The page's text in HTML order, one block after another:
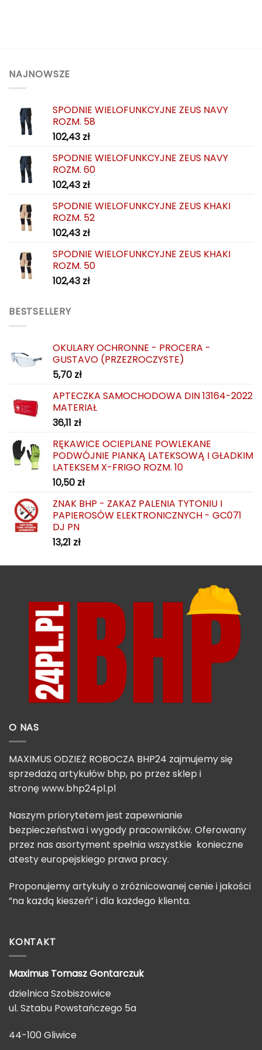
można
wybrać
stronie
produktu
stronie
NAJNOWSZE
SPODNIE WIELOFUNKCYJNE ZEUS NAVY
ROZM. 58
102,43 zł
SPODNIE WIELOFUNKCYJNE ZEUS NAVY
ROZM. 60
102,43 zł
SPODNIE WIELOFUNKCYJNE ZEUS KHAKI
ROZM. 52
102,43 zł
SPODNIE WIELOFUNKCYJNE ZEUS KHAKI
ROZM. 50
102,43 zł
BESTSELLERY
OKULARY OCHRONNE - PROCERA -
GUSTAVO (PRZEZROCZYSTE)
5,70 zł
APTECZKA SAMOCHODOWA DIN 13164-2022
MATERIAŁ
36,11 zł
RĘKAWICE OCIEPLANE POWLEKANE
PODWÓJNIE PIANKĄ LATEKSOWĄ I GŁADKIM
LATEKSEM X-FRIGO ROZM. 10
10,50 zł
ZNAK BHP - ZAKAZ PALENIA TYTONIU I
PAPIEROSÓW ELEKTRONICZNYCH - GC071
DJ PN
13,21 zł
O NAS
MAXIMUS ODZIEŻ ROBOCZA BHP24 zajmujemy się
sprzedażą artykułów bhp, po przez sklep i
stronę www.bhp24pl.pl
Naszym priorytetem jest zapewnianie
bezpieczeństwa i wygody pracowników. Oferowany
przez nas asortyment spełnia wszystkie konieczne
atesty europejskiego prawa pracy.
Proponujemy artykuły o zróżnicowanej cenie i jakości
”na każdą kieszeń” i dla każdego klienta.
KONTAKT
Maximus TomaszGontarczuk
dzielnica Szobiszowice
ul. Sztabu Powstańczego 5a
44-100 Gliwice